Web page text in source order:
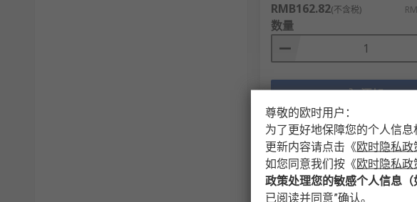
RMB162.82(不含税)
数量
添加
尊敬的欧时用户：
为了更好地保障您的个人信
更新内容请点击 《欧时隐私政
如您同意我们按 《欧时隐私政
政策处理您的敏感个人信息
已阅读并同意”确认。